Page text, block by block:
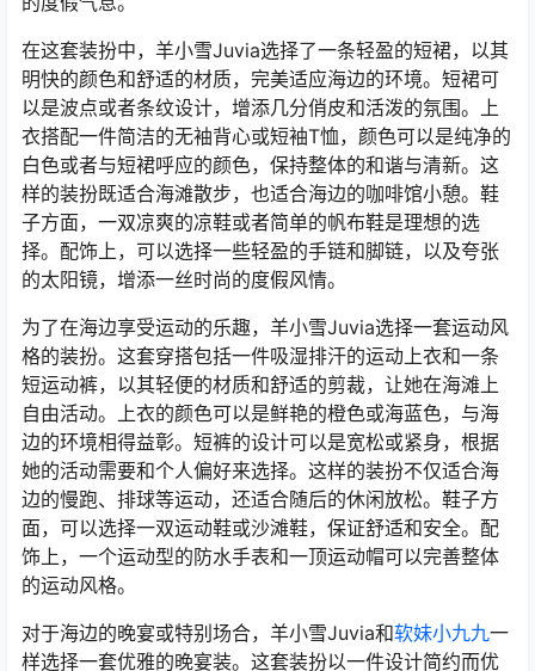
在这套装扮中，羊小雪Juvia选择了一条轻盈的短裙，以其
明快的颜色和舒适的材质，完美适应海边的环境。短裙可
以是波点或者条纹设计，增添几分俏皮和活泼的氛围。上
衣搭配一件简洁的无袖背心或短袖T恤，颜色可以是纯净的
白色或者与短裙呼应的颜色，保持整体的和谐与清新。这
样的装扮既适合海滩散步，也适合海边的咖啡馆小憩。鞋
子方面，一双凉爽的凉鞋或者简单的帆布鞋是理想的选
择。配饰上，可以选择一些轻盈的手链和脚链，以及夸张
的太阳镜，增添一丝时尚的度假风情。
为了在海边享受运动的乐趣，羊小雪Juvia选择一套运动风
格的装扮。这套穿搭包括一件吸湿排汗的运动上衣和一条
短运动裤，以其轻便的材质和舒适的剪裁，让她在海滩上
自由活动。上衣的颜色可以是鲜艳的橙色或海蓝色，与海
边的环境相得益彰。短裤的设计可以是宽松或紧身，根据
她的活动需要和个人偏好来选择。这样的装扮不仅适合海
边的慢跑、排球等运动，还适合随后的休闲放松。鞋子方
面，可以选择一双运动鞋或沙滩鞋，保证舒适和安全。配
饰上，一个运动型的防水手表和一顶运动帽可以完善整体
的运动风格。
对于海边的晚宴或特别场合，羊小雪Juvia和软妹小九九一
样选择一套优雅的晚宴装。这套装扮以一件设计简约而优